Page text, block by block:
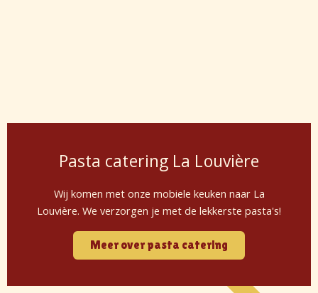
Pasta catering La Louvière
Wij komen met onze mobiele keuken naar La
Louvière. We verzorgen je met de lekkerste pasta's!
Meer over pasta catering